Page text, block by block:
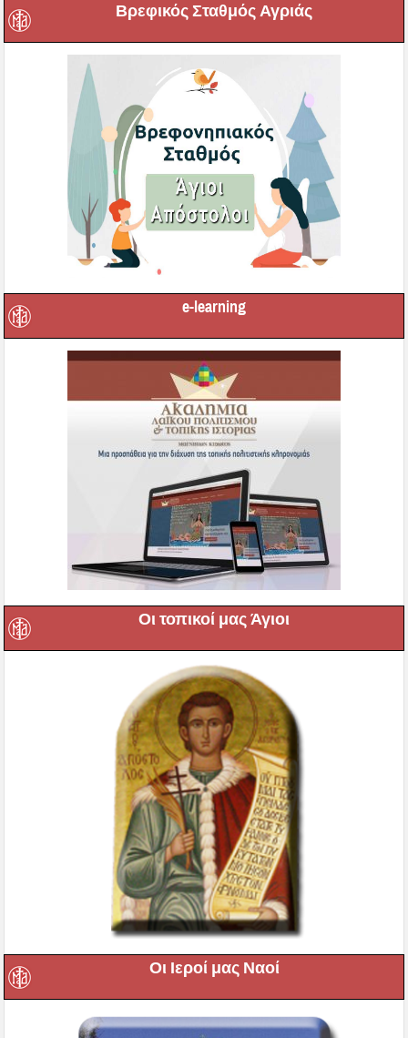
Βρεφικός Σταθμός Αγριάς
e-learning
Οι τοπικοί μας Άγιοι
Οι Ιεροί μας Ναοί